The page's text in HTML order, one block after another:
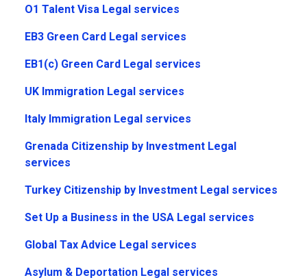
O1 Talent Visa Legal services
EB3 Green Card Legal services
EB1(c) Green Card Legal services
UK Immigration Legal services
Italy Immigration Legal services
Grenada Citizenship by Investment Legal
services
Turkey Citizenship by Investment Legal services
Set Up a Business in the USA Legal services
Global Tax Advice Legal services
Asylum & Deportation Legal services